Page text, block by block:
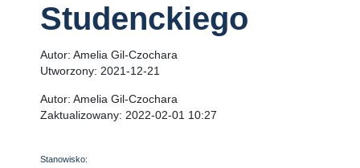
Studenckiego
Autor: Amelia Gil-Czochara
Utworzony: 2021-12-21
Autor: Amelia Gil-Czochara
Zaktualizowany: 2022-02-01 10:27
Stanowisko: